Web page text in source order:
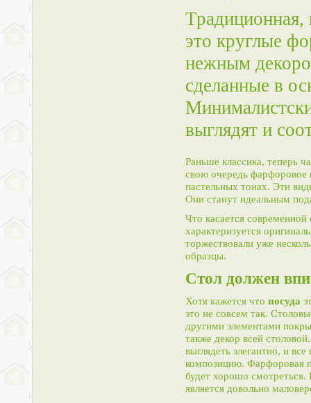
Традиционная,
это круглые
нежным
сделанные в
выглядят и
Раньше классика, теперь
свою очередь фарфоровое
пастельных тонах. Эти
Они станут идеальным
Что касается
характеризуется
торжествовали уже
образцы.
Стол должен
Хотя кажется что посуда
это не совсем так.
другими элементами
также декор всей
выглядеть элегантно, и
композицию. Фарфоровая
будет хорошо
является довольно